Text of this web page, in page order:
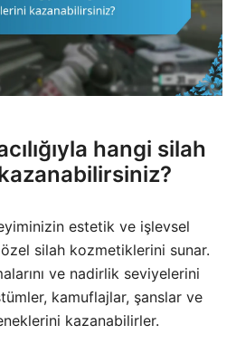
hangi silah
estetik ve işlevsel
silah kozmetiklerini sunar.
ve nadirlik seviyelerini
kamuflajlar, şanslar ve
kazanabilirler.